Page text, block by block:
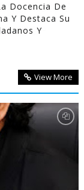
Docencia De
Y Destaca Su
Y
View More